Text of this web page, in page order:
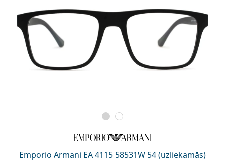
Emporio Armani EA 4115 58531W 54 (uzliekamās)